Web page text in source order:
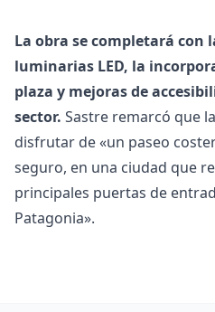
La obra se completará con
luminarias LED, la
plaza y mejoras de
sector. Sastre remarcó que
disfrutar de «un paseo
seguro, en una ciudad que
principales puertas de
Patagonia».